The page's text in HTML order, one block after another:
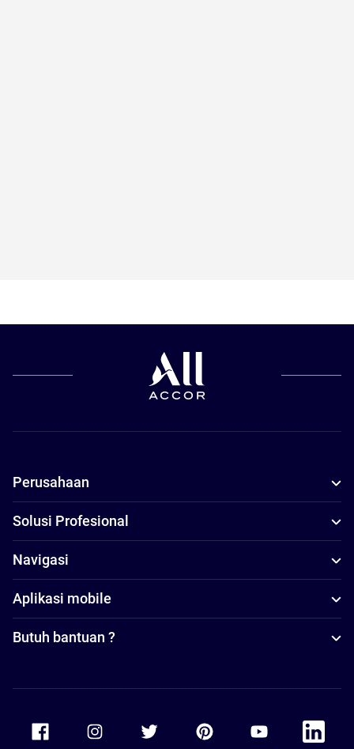
Perusahaan
Solusi Profesional
Navigasi
Aplikasi mobile
Butuh bantuan ?
Accor Facebook Accor TwitterAccor PinterestAccor Youtube
Accor